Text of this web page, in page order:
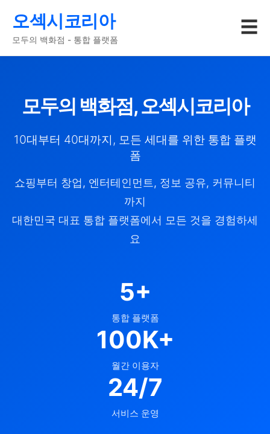
오섹시코리아
모두의 백화점 - 통합 플랫폼
☰
모두의 백화점, 오섹시코리아
10대부터 40대까지, 모든 세대를 위한 통합 플랫
폼
쇼핑부터 창업, 엔터테인먼트, 정보 공유, 커뮤니티
까지
대한민국 대표 통합 플랫폼에서 모든 것을 경험하세
요
5+
통합 플랫폼
100K+
월간 이용자
24/7
서비스 운영